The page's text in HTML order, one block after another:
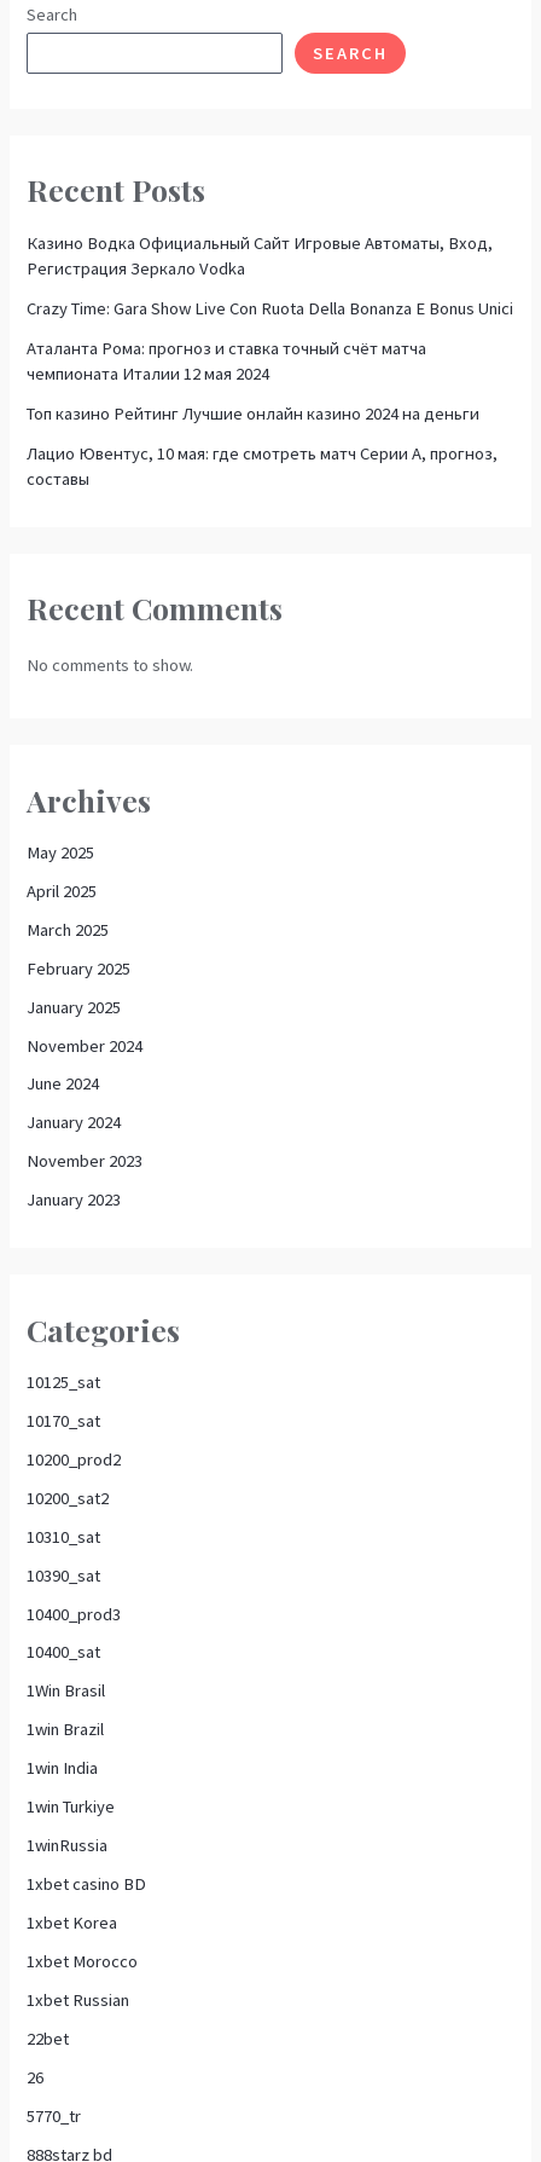
Search
SEARCH
Recent Posts
Казино Водка Официальный Сайт Игровые Автоматы, Вход,
Регистрация Зеркало Vodka
Crazy Time: Gara Show Live Con Ruota Della Bonanza E Bonus Unici
Аталанта Рома: прогноз и ставка точный счёт матча
чемпионата Италии 12 мая 2024
Топ казино Рейтинг Лучшие онлайн казино 2024 на деньги
Лацио Ювентус, 10 мая: где смотреть матч Серии А, прогноз,
составы
Recent Comments
No comments to show.
Archives
May 2025
April 2025
March 2025
February 2025
January 2025
November 2024
June 2024
January 2024
November 2023
January 2023
Categories
10125_sat
10170_sat
10200_prod2
10200_sat2
10310_sat
10390_sat
10400_prod3
10400_sat
1Win Brasil
1win Brazil
1win India
1win Turkiye
1winRussia
1xbet casino BD
1xbet Korea
1xbet Morocco
1xbet Russian
22bet
26
5770_tr
888starz bd